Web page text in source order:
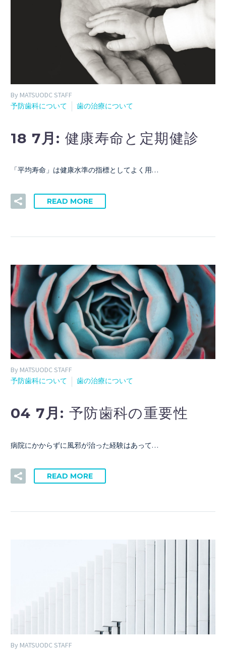
By MATSUODC STAFF
予防歯科について
歯の治療について
18 7月: 健康寿命と定期健診
「平均寿命」は健康水準の指標としてよく用…
READ MORE
By MATSUODC STAFF
予防歯科について
歯の治療について
04 7月: 予防歯科の重要性
病院にかからずに風邪が治った経験はあって…
READ MORE
By MATSUODC STAFF